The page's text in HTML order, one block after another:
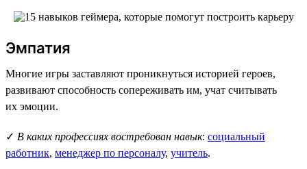
Эмпатия
Многие игры заставляют проникнуться историей героев,
развивают способность сопереживать им, учат считывать
их эмоции.
✓ В каких профессиях востребован навык: социальный
работник, менеджер по персоналу, учитель.